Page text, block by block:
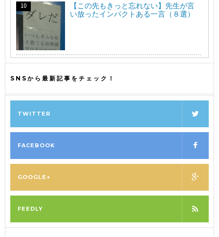
【この先もきっと忘れない】先生が言
い放ったインパクトある一言（８選）
SNSから最新記事をチェック！
TWITTER
FACEBOOK
GOOGLE+
FEEDLY